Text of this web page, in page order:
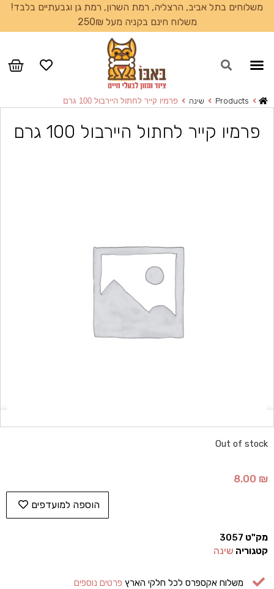
משלוחים בתל אביב, הרצליה, רמת השרון, רמת גן וגבעתיים בלבד!
משלוח חינם בקניה מעל 250₪
Products שינה פרמיו קייר לחתול היירבול 100 גרם
פרמיו קייר לחתול היירבול 100 גרם
Out of stock
8.00 ₪
הוספה למועדפים
מק"ט 3057
קטגוריה שינה
משלוח אקספרס לכל חלקי הארץ פרטים נוספים